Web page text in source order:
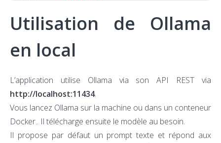
Utilisation de Ollama
en local
L’application utilise Ollama via son API REST via
http://localhost:11434.
Vous lancez Ollama sur la machine ou dans un conteneur
Docker.. Il télécharge ensuite le modèle au besoin.
Il propose par défaut un prompt texte et répond aux